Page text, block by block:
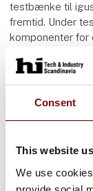
Consent
This website
We use
testbænke til
fremtid. Under
komponenter
komponent ikke
forbedres. Hvis
desuden